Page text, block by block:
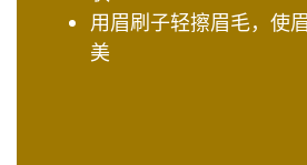
用眉刷子轻擦眉毛，使
美